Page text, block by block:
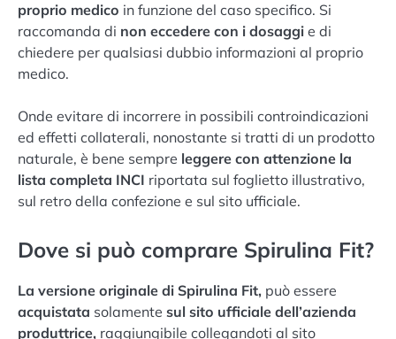
proprio medico in funzione del caso specifico. Si
raccomanda di non eccedere con i dosaggi e di
chiedere per qualsiasi dubbio informazioni al proprio
medico.
Onde evitare di incorrere in possibili controindicazioni
ed effetti collaterali, nonostante si tratti di un prodotto
naturale, è bene sempre leggere con attenzione la
lista completa INCI riportata sul foglietto illustrativo,
sul retro della confezione e sul sito ufficiale.
Dove si può comprare Spirulina Fit?
La versione originale di Spirulina Fit, può essere
acquistata solamente sul sito ufficiale dell’azienda
produttrice, raggiungibile collegandoti al sito